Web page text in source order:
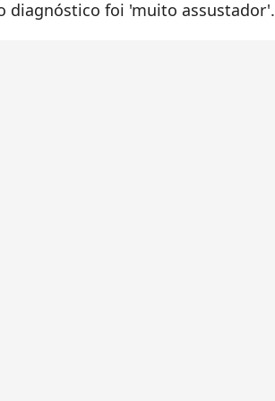
diagnóstico foi 'muito assustador'.